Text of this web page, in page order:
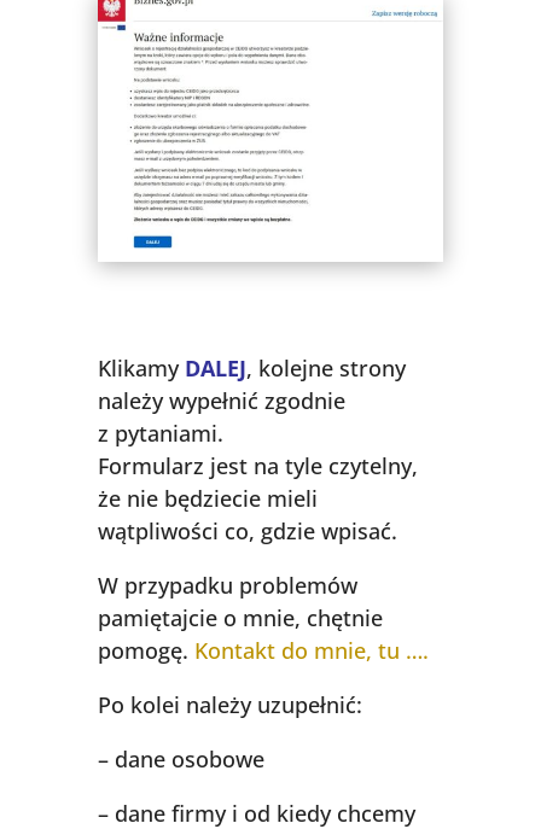
Klikamy DALEJ, kolejne strony
należy wypełnić zgodnie
z pytaniami.
Formularz jest na tyle czytelny,
że nie będziecie mieli
wątpliwości co, gdzie wpisać.
W przypadku problemów
pamiętajcie o mnie, chętnie
pomogę. Kontakt do mnie, tu ….
Po kolei należy uzupełnić:
– dane osobowe
– dane firmy i od kiedy chcemy